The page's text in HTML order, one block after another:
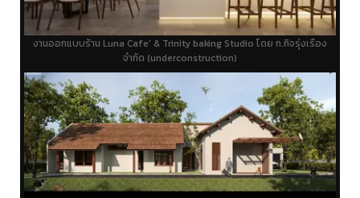
งานออกแบบร้าน Luna Cafe' & Trinity baking Studio โดย ก.กิจรุ่งเรือง
จำกัด (underconstruction)